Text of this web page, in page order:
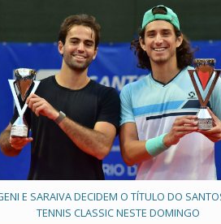
E SARAIVA DECIDEM O TÍTULO DO
TENNIS CLASSIC NESTE DOMINGO